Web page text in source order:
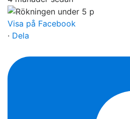
Visa på Facebook
· Dela